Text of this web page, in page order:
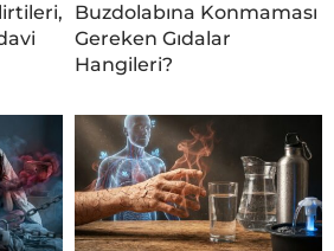
Buzdolabına Konmaması
Gereken Gıdalar
Hangileri?